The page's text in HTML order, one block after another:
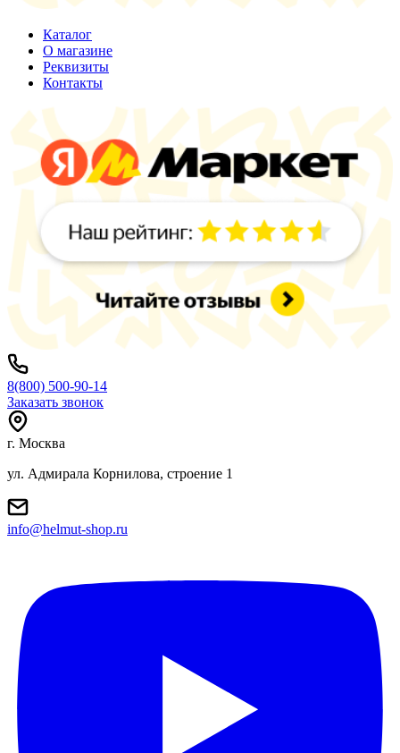
Каталог
О магазине
Реквизиты
Контакты
8(800) 500-90-14
Заказать звонок
г. Москва
ул. Адмирала Корнилова, строение 1
info@helmut-shop.ru